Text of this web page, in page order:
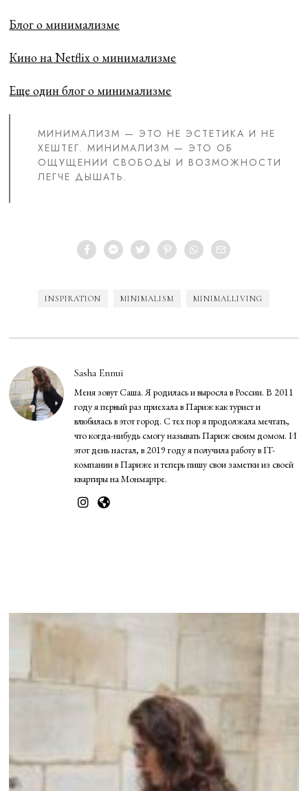
Блог о минимализме
Кино на Netflix о минимализме
Еще один блог о минимализме
MИНИМАЛИЗМ — ЭТО НЕ ЭСТЕТИКА И НЕ
ХЕШТЕГ. МИНИМАЛИЗМ — ЭТО ОБ
ОЩУЩЕНИИ СВОБОДЫ И ВОЗМОЖНОСТИ
ЛЕГЧЕ ДЫШАТЬ.
INSPIRATION MINIMALISM MINIMALLIVING
Sasha Ennui
Меня зовут Саша. Я родилась и выросла в России. В 2011
году я первый раз приехала в Париж как турист и
влюбилась в этот город. С тех пор я продолжала мечтать,
что когда-нибудь смогу называть Париж своим домом. И
этот день настал, в 2019 году я получила работу в IT-
компании в Париже и теперь пишу свои заметки из своей
квартиры на Монмартре.